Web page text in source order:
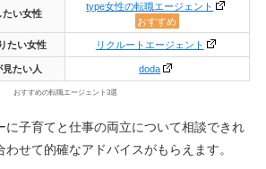
たい女性
type女性の転職エージェント
おすすめ
たい女性 リクルートエージェント
たい人 doda
おすすめの転職エージェント3選
に子育てと仕事の両立について相談できれ
せて的確なアドバイスがもらえます。